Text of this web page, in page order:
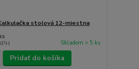
stolová 12-miestna
Skladom > 5 ks
Pridať do košíka